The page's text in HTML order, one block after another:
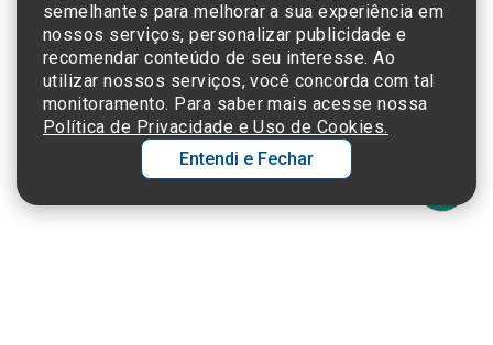
©2025 Einstein Hospital Israelita -TODOS OS DIREITOS RESERVADOS
CNPJ: 60.765.823/0001-30 - Endereço: Av. Albert Einstein, 627 - Morumbi - São
Paulo - SP - 05652-000
semelhantes para melhorar a sua experiência em
nossos serviços, personalizar publicidade e
recomendar conteúdo de seu interesse. Ao
utilizar nossos serviços, você concorda com tal
monitoramento. Para saber mais acesse nossa
Política de Privacidade e Uso de Cookies.
Entendi e Fechar